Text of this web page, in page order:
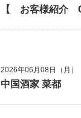
【 お客様紹介
2026年06月08日（月）
中国酒家 菜都